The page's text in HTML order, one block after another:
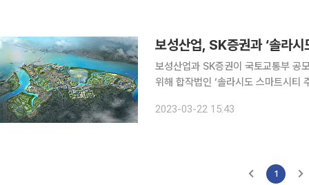
보성산업, SK증권과 ‘솔라
보성산업과 SK증권이 국토교통부 공
위해 합작법인 ‘솔라시도 스마트시티 주식회사’
2023-03-22 15:43
1